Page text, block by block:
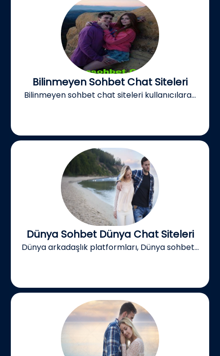
Bilinmeyen Sohbet Chat Siteleri
Bilinmeyen sohbet chat siteleri kullanıcılara...
Dünya Sohbet Dünya Chat Siteleri
Dünya arkadaşlık platformları, Dünya sohbet...